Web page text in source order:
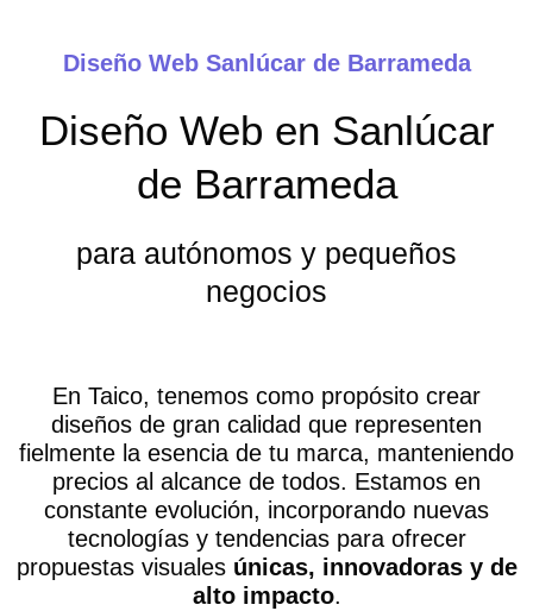
Diseño Web Sanlúcar de Barrameda
Diseño Web en Sanlúcar
de Barrameda
para autónomos y pequeños
negocios
En Taico, tenemos como propósito crear
diseños de gran calidad que representen
fielmente la esencia de tu marca, manteniendo
precios al alcance de todos. Estamos en
constante evolución, incorporando nuevas
tecnologías y tendencias para ofrecer
propuestas visuales únicas, innovadoras y de
alto impacto.